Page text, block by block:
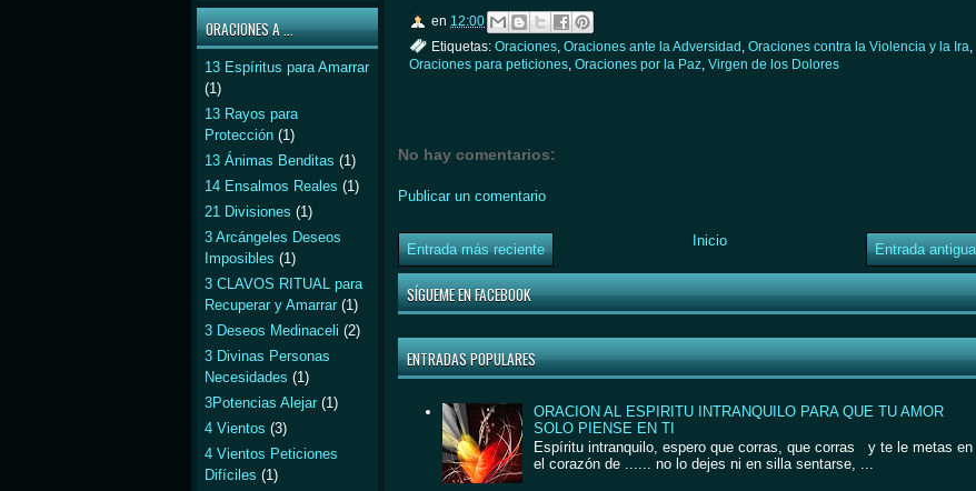
en 12:00
Etiquetas: Oraciones Oraciones ante la Adversidad Oraciones contra la Violencia y la Ira
Oraciones para peticiones Oraciones por la Paz Virgen de los Dolores
No hay comentarios:
Publicar un comentario
Entrada más reciente Entrada antigua
Inicio
SÍGUEME EN FACEBOOK
ENTRADAS POPULARES
ORACION AL ESPIRITU INTRANQUILO PARA QUE TU AMOR
SOLO PIENSE EN TI
Espíritu intranquilo, espero que corras, que corras y te le metas en
el corazón de ...... no lo dejes ni en silla sentarse, ...
ORACIONES A ...
13 Espíritus para Amarrar
(1)
13 Rayos para
Protección (1)
13 Ánimas Benditas (1)
14 Ensalmos Reales (1)
21 Divisiones (1)
3 Arcángeles Deseos
Imposibles (1)
3 CLAVOS RITUAL para
Recuperar y Amarrar (1)
3 Deseos Medinaceli (2)
3 Divinas Personas
Necesidades (1)
3Potencias Alejar (1)
4 Vientos (3)
4 Vientos Peticiones
Difíciles (1)